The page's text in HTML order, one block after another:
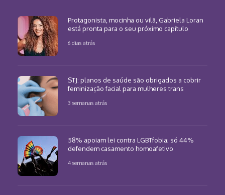
Protagonista, mocinha ou vilã, Gabriela Loran
está pronta para o seu próximo capítulo
6 dias atrás
STJ: planos de saúde são obrigados a cobrir
feminização facial para mulheres trans
3 semanas atrás
58% apoiam lei contra LGBTfobia; só 44%
defendem casamento homoafetivo
4 semanas atrás